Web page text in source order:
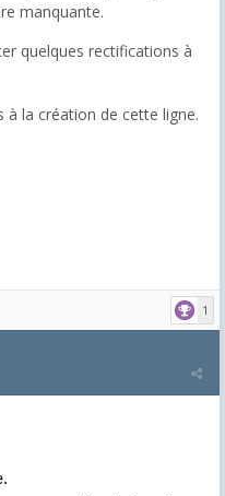
manquante.
quelques rectifications à
la création de cette ligne.
1